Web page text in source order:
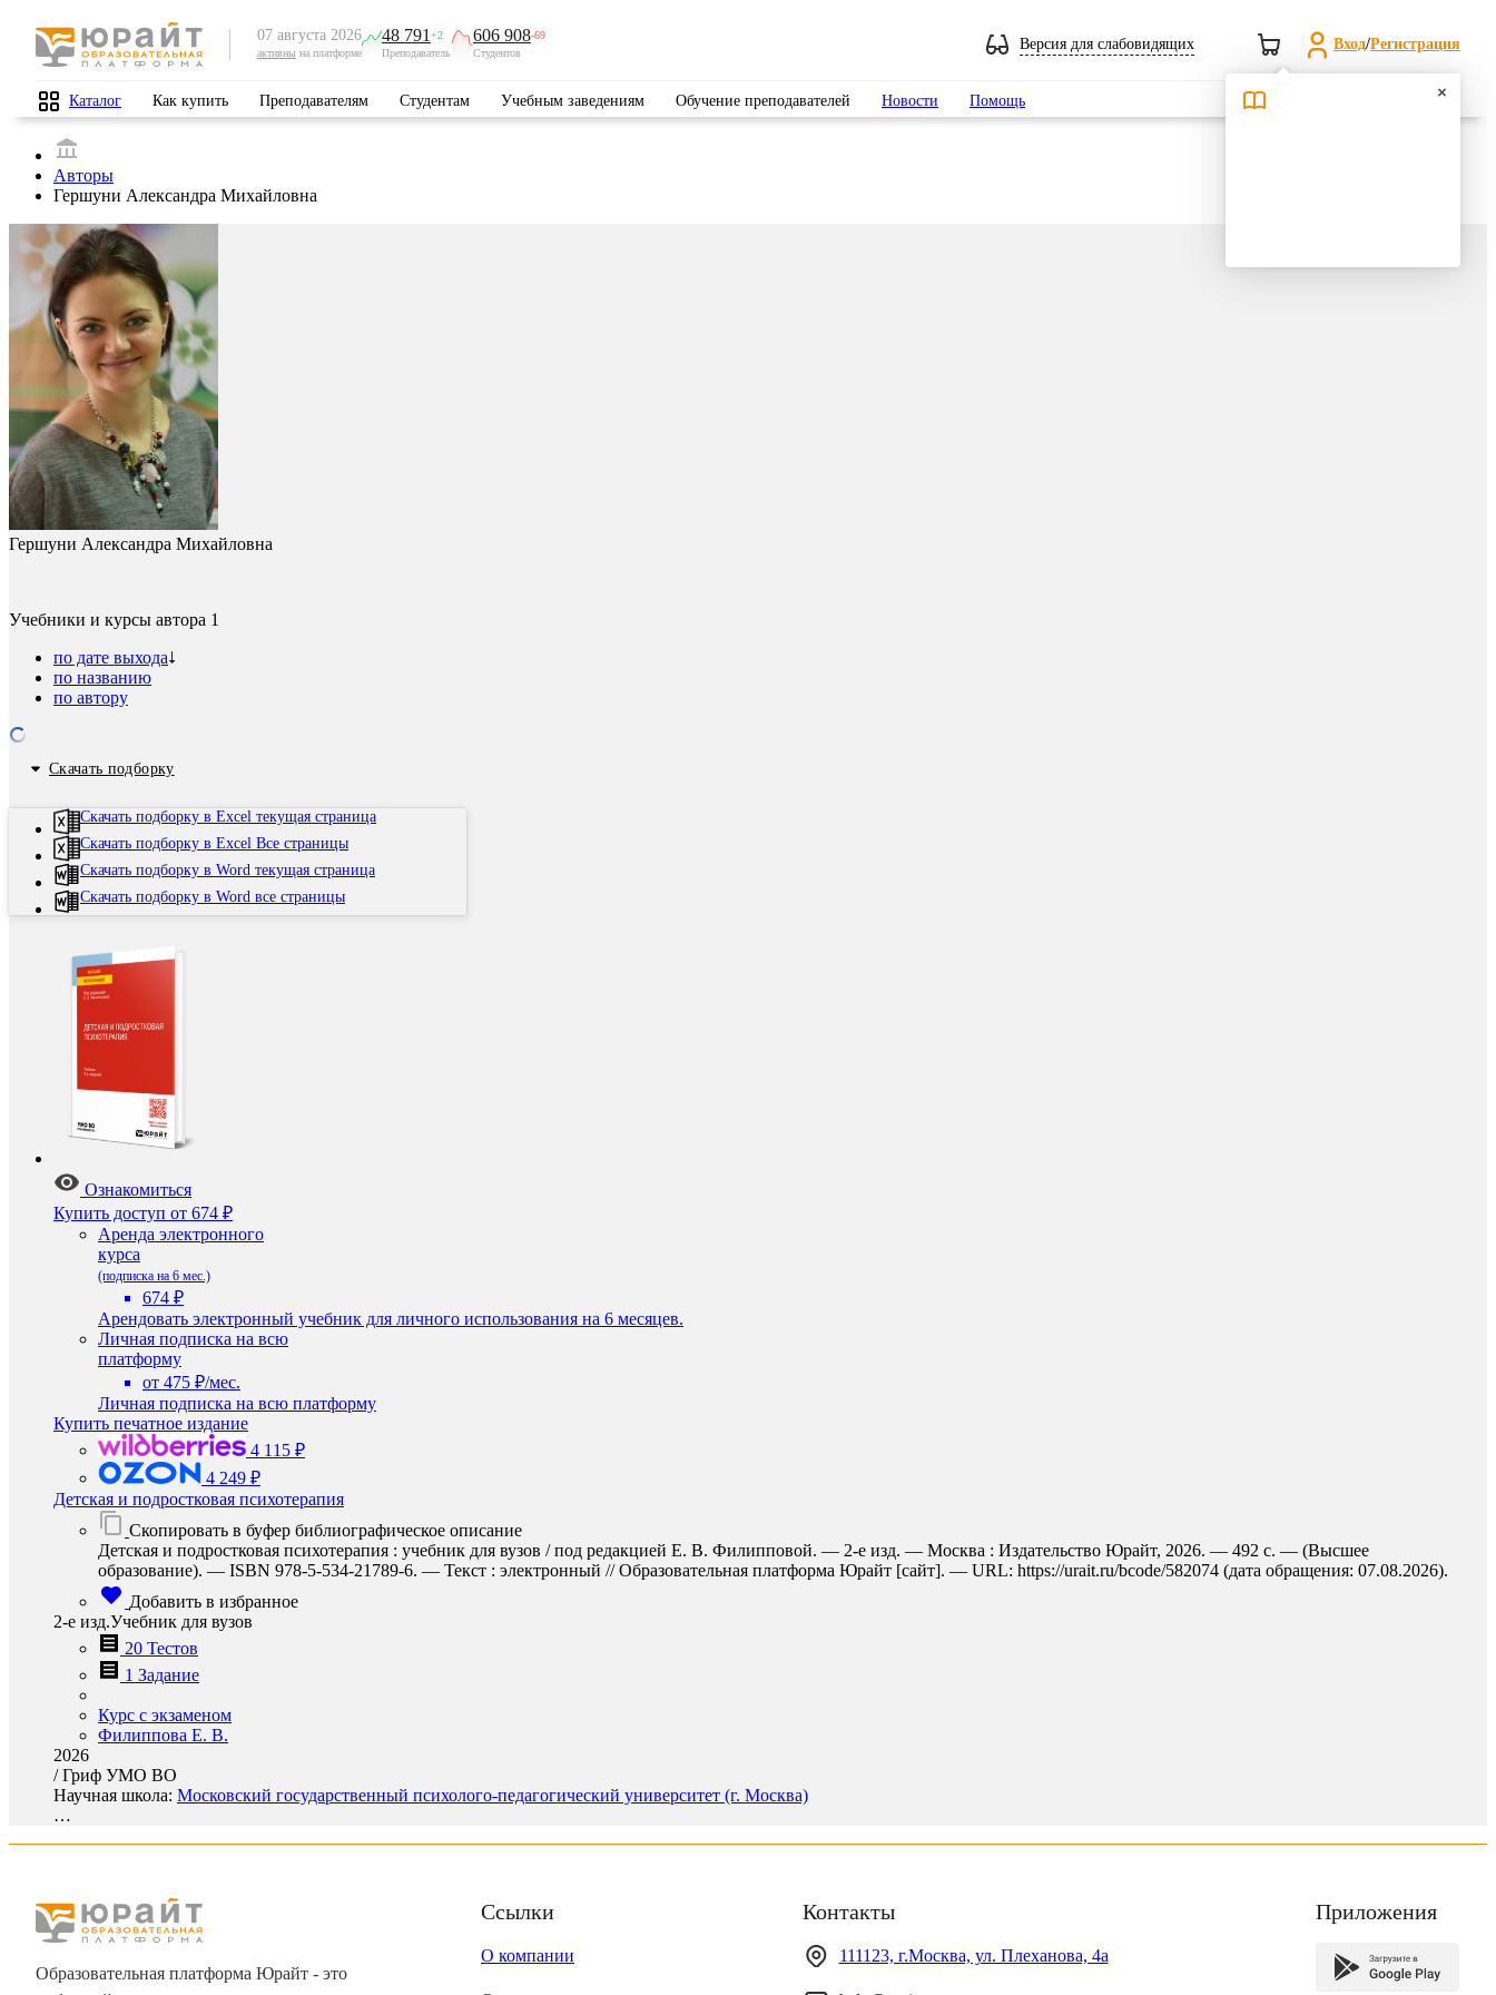
07 августа 2026
активны на платформе
48 791 +2
Преподаватель
606 908-69
Студентов
Версия для слабовидящих Вход/Регистрация
Каталог Как купить Преподавателям Студентам Учебным заведениям Обучение преподавателей Новости Помощь Поиск
Авторы
Гершуни Александра Михайловна
Гершуни Александра Михайловна
Учебники и курсы автора 1
по дате выхода
по названию
по автору
Скачать подборку
Скачать подборку в Excel текущая страница
Скачать подборку в Excel Все страницы
Скачать подборку в Word текущая страница
Скачать подборку в Word все страницы
Ознакомиться
Купить доступ от 674 ₽
Аренда электронного
курса
(подписка на 6 мес.)
674 ₽
Арендовать электронный учебник для личного использования на 6 месяцев.
Личная подписка на всю
платформу
от 475 ₽/мес.
Личная подписка на всю платформу
Купить печатное издание
4 115 ₽
4 249 ₽
Детская и подростковая психотерапия
Скопировать в буфер библиографическое описание
Детская и подростковая психотерапия : учебник для вузов / под редакцией Е. В. Филипповой. — 2-е изд. — Москва : Издательство Юрайт, 2026. — 492 с. — (Высшее
образование). — ISBN 978-5-534-21789-6. — Текст : электронный // Образовательная платформа Юрайт [сайт]. — URL: https://urait.ru/bcode/582074 (дата обращения: 07.08.2026).
Добавить в избранное
2-е изд.Учебник для вузов
20 Тестов
1 Задание
Курс с экзаменом
Филиппова Е. В.
2026
/Гриф УМО ВО
Научная школа: Московский государственный психолого-педагогический университет (г. Москва)
…
Образовательная платформа Юрайт - это
Ссылки
О компании
Контакты
111123, г.Москва, ул. Плеханова, 4а
Приложения